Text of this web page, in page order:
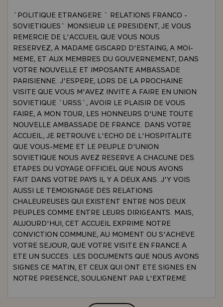
`POLITIQUE ETRANGERE ` RELATIONS FRANCO -
SOVIETIQUES` MONSIEUR LE PRESIDENT, JE VOUS
REMERCIE DE L'ACCUEIL QUE VOUS NOUS
RESERVEZ, A MADAME GISCARD D'ESTAING, A MOI-
MEME, ET AUX MEMBRES DU GOUVERNEMENT, DANS
VOTRE NOUVELLE ET IMPOSANTE AMBASSADE
PARISIENNE. J'ESPERE, LORS DE LA PROCHAINE
VISITE QUE VOUS M'AVEZ INVITE A FAIRE EN UNION
SOVIETIQUE `URSS`, AVOIR LE PLAISIR DE VOUS
FAIRE, A MON TOUR, LES HONNEURS D'UNE TOUTE
NOUVELLE AMBASSADE DE FRANCE. DANS VOTRE
ACCUEIL, JE RETROUVE L'ECHO DE L'HOSPITALITE
QUE VOUS-MEME ET LE PEUPLE D'UNION
SOVIETIQUE NOUS AVEZ RESERVE A CHACUNE DES
ETAPES DU VOYAGE OFFICIEL QUE NOUS AVONS
FAIT DANS VOTRE PAYS IL Y A DEUX ANS. J'Y VOIS
AUSSI LE TEMOIGNAGE DES RELATIONS
CHALEUREUSES QUI EXISTENT ENTRE NOS DEUX
PEUPLES COMME ENTRE LEURS DIRIGEANTS. MAIS,
AUJOURD'HUI, CET ACCUEIL EXPRIME NOTRE
CONVICTION COMMUNE, AU MOMENT OU S'ACHEVE
VOTRE SEJOUR, QUE VOTRE VISITE EN FRANCE A
ETE UN SUCCES. LES DOCUMENTS QUE NOUS AVONS
SIGNES CE MATIN, ET CEUX QUI ONT ETE SIGNES EN
NOTRE PRESENCE, SOULIGNENT PAR L'EXTREME